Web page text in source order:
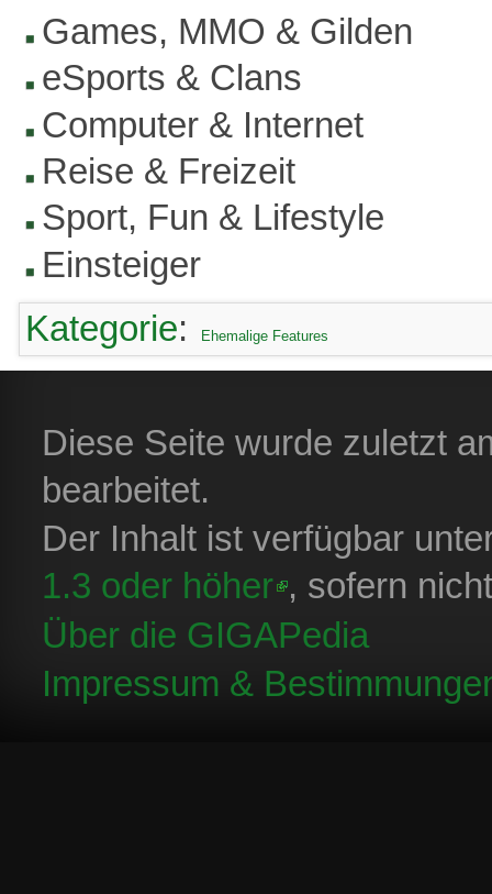
Games, MMO & Gilden
eSports & Clans
Computer & Internet
Reise & Freizeit
Sport, Fun & Lifestyle
Einsteiger
Kategorie: Ehemalige Features
Diese Seite wurde zuletzt
bearbeitet.
Der Inhalt ist verfügbar
1.3 oder höher , sofern
Über die GIGAPedia
Impressum &